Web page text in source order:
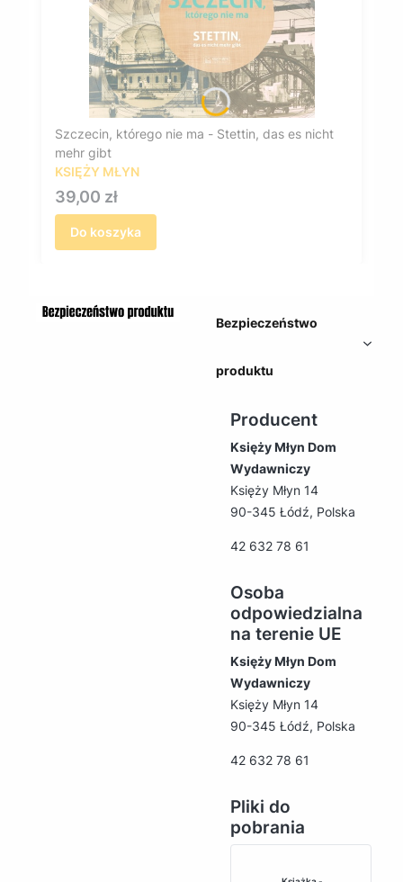
Szczecin, którego nie ma - Stettin, das es nicht
mehr gibt
KSIĘŻY MŁYN
Cena
39,00 zł
Do koszyka
Bezpieczeństwo
produktu
Producent
Księży Młyn Dom
Wydawniczy
Księży Młyn 14
90-345 Łódź, Polska
42 632 78 61
Osoba
odpowiedzialna
na terenie UE
Księży Młyn Dom
Wydawniczy
Księży Młyn 14
90-345 Łódź, Polska
42 632 78 61
Pliki do
pobrania